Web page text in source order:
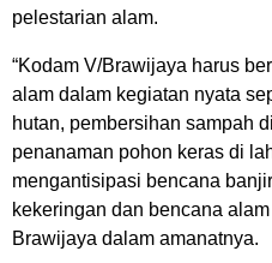
pelestarian alam.
“Kodam V/Brawijaya harus
alam dalam kegiatan nyata
hutan, pembersihan sampah
penanaman pohon keras di
mengantisipasi bencana
kekeringan dan bencana
Brawijaya dalam amanatnya.